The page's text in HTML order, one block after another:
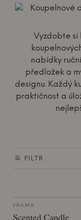
Vyzdobte si
nabídky
předložek a
designu. Každý
praktičnost a
FILTR
FRAMA
Scented Candle